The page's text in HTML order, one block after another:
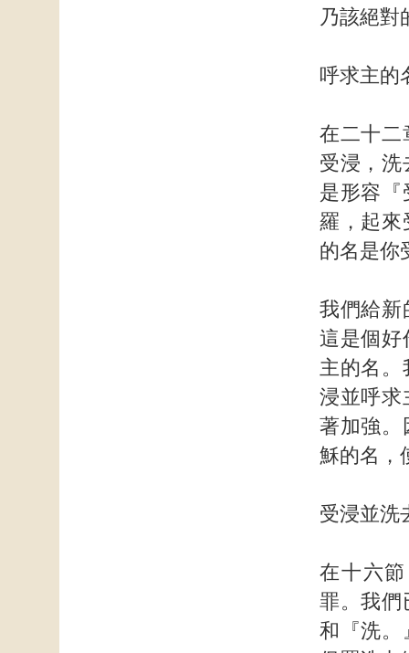
乃該絕對
呼求主的
在二十二
受浸，洗
是形容『
羅，起來
的名是你
我們給新
這是個好
主的名。
浸並呼求
著加強。
穌的名，
受浸並洗
在十六
罪。我們
和『洗。